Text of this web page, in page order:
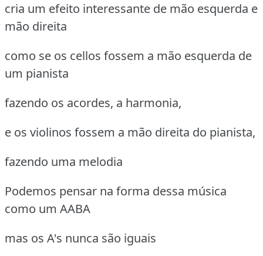
cria um efeito interessante de mão esquerda e
mão direita
como se os cellos fossem a mão esquerda de
um pianista
fazendo os acordes, a harmonia,
e os violinos fossem a mão direita do pianista,
fazendo uma melodia
Podemos pensar na forma dessa música
como um AABA
mas os A's nunca são iguais